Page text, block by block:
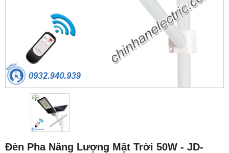
Đèn Pha Năng Lượng Mặt Trời 50W - JD-